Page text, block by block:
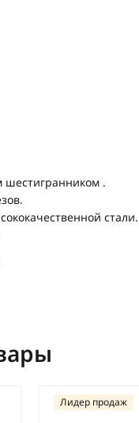
шестигранником .
стали.
Лидер продаж